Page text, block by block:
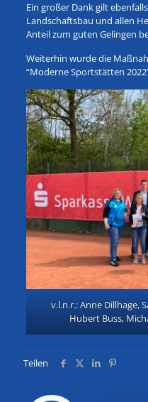
Ein großer Dank gilt
Landschaftsbau und allen
Anteil zum guten Gelingen
Weiterhin wurde die
“Moderne Sportstätten
v.l.n.r.: Anne Dillhage,
Hubert Buss,
Teilen